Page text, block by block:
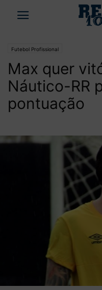
Futebol Profissional
Max quer
Náutico-RR
pontuação